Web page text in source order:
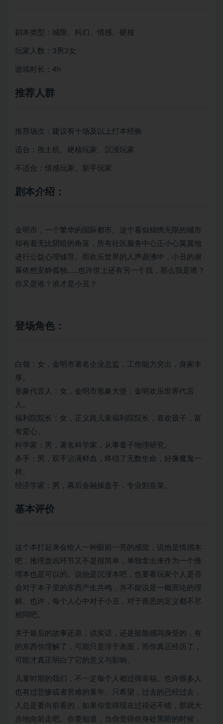
剧本类型：城限、科幻、情感、硬核
玩家人数：3男3女
游戏时长：4h
推荐人群
推荐场次：建议有十场及以上打本经验
适合：推土机、硬核玩家、沉浸玩家
不适合：情感玩家、新手玩家
剧本介绍：
金明市，一个繁华的国际都市。这个看似锦绣无限的城市
却有着无比阴暗的角落，所有社区服务中心正小心翼翼地
进行公益心理辅导。而欢乐世界的人声鼎沸中，小丑的谢
幕依然安静孤独……也许世上还有另一个我，那么我是谁？
你又是谁？谁才是小丑？
登场角色：
白领：女，金明市著名企业总监，工作能力突出，身家丰
厚。
形象代言人：女，金明市形象大使，金明欢乐世界代言
人。
福利院院长：女，正义路儿童福利院院长，喜欢孩子，富
有爱心。
科学家：男，著名科学家，从事量子物理研究。
杀手：男，双手沾满鲜血，终结了无数生命，好像魔鬼一
样。
经济学家：男，幕后金融操盘手，专业割韭菜。
基本评价
这个本打起来会给人一种眼前一亮的感觉，说他是情感本
吧，推理盘凶环节又不是很简单，单独拿出来作为一个推
理本也是可以的。说他是沉浸本吧，也要看玩家个人是否
会对于本子里的东西产生共鸣，并不能说是一概而论的理
解。也许，每个人心中对于小丑，对于善恶的定义都不尽
相同吧。
关于最后的故事还原，说实话，还是挺能感同身受的，有
的东西你理解了，可能只是浮于表面，而你真正经历了，
可能才真正明白了它的意义与影响。
儿童时期的我们，不一定每个人都过得幸福。也许很多人
也有过悲惨或者苦难的童年。只希望，过去的已经过去，
人总是要向前看的，如果你觉得现在过得还不错，那就大
步地向前走吧。你要知道，当你觉得你身处黑暗的时候，